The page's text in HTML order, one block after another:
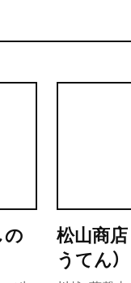
の
松山商
うてん）